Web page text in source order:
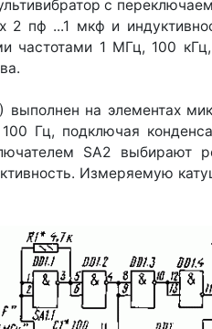
с
2 пф ...1 мкф и
частотами 1 МГц, 100
выполнен на элементах
Гц, подключая
SA2
Измеряемую